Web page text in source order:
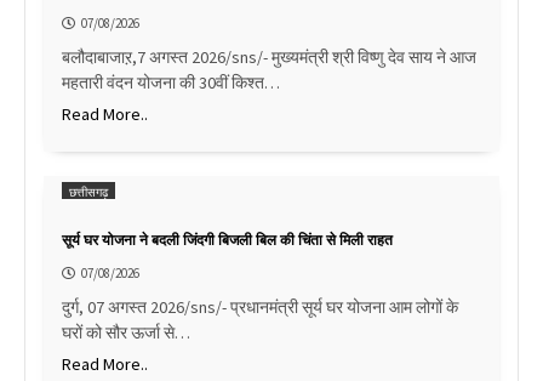
07/08/2026
बलौदाबाजाऱ,7 अगस्त 2026/sns/- मुख्यमंत्री श्री विष्णु देव साय ने आज
महतारी वंदन योजना की 30वीं किश्त…
Read More..
छत्तीसगढ़
सूर्य घर योजना ने बदली जिंदगी बिजली बिल की चिंता से मिली राहत
07/08/2026
दुर्ग, 07 अगस्त 2026/sns/- प्रधानमंत्री सूर्य घर योजना आम लोगों के
घरों को सौर ऊर्जा से…
Read More..